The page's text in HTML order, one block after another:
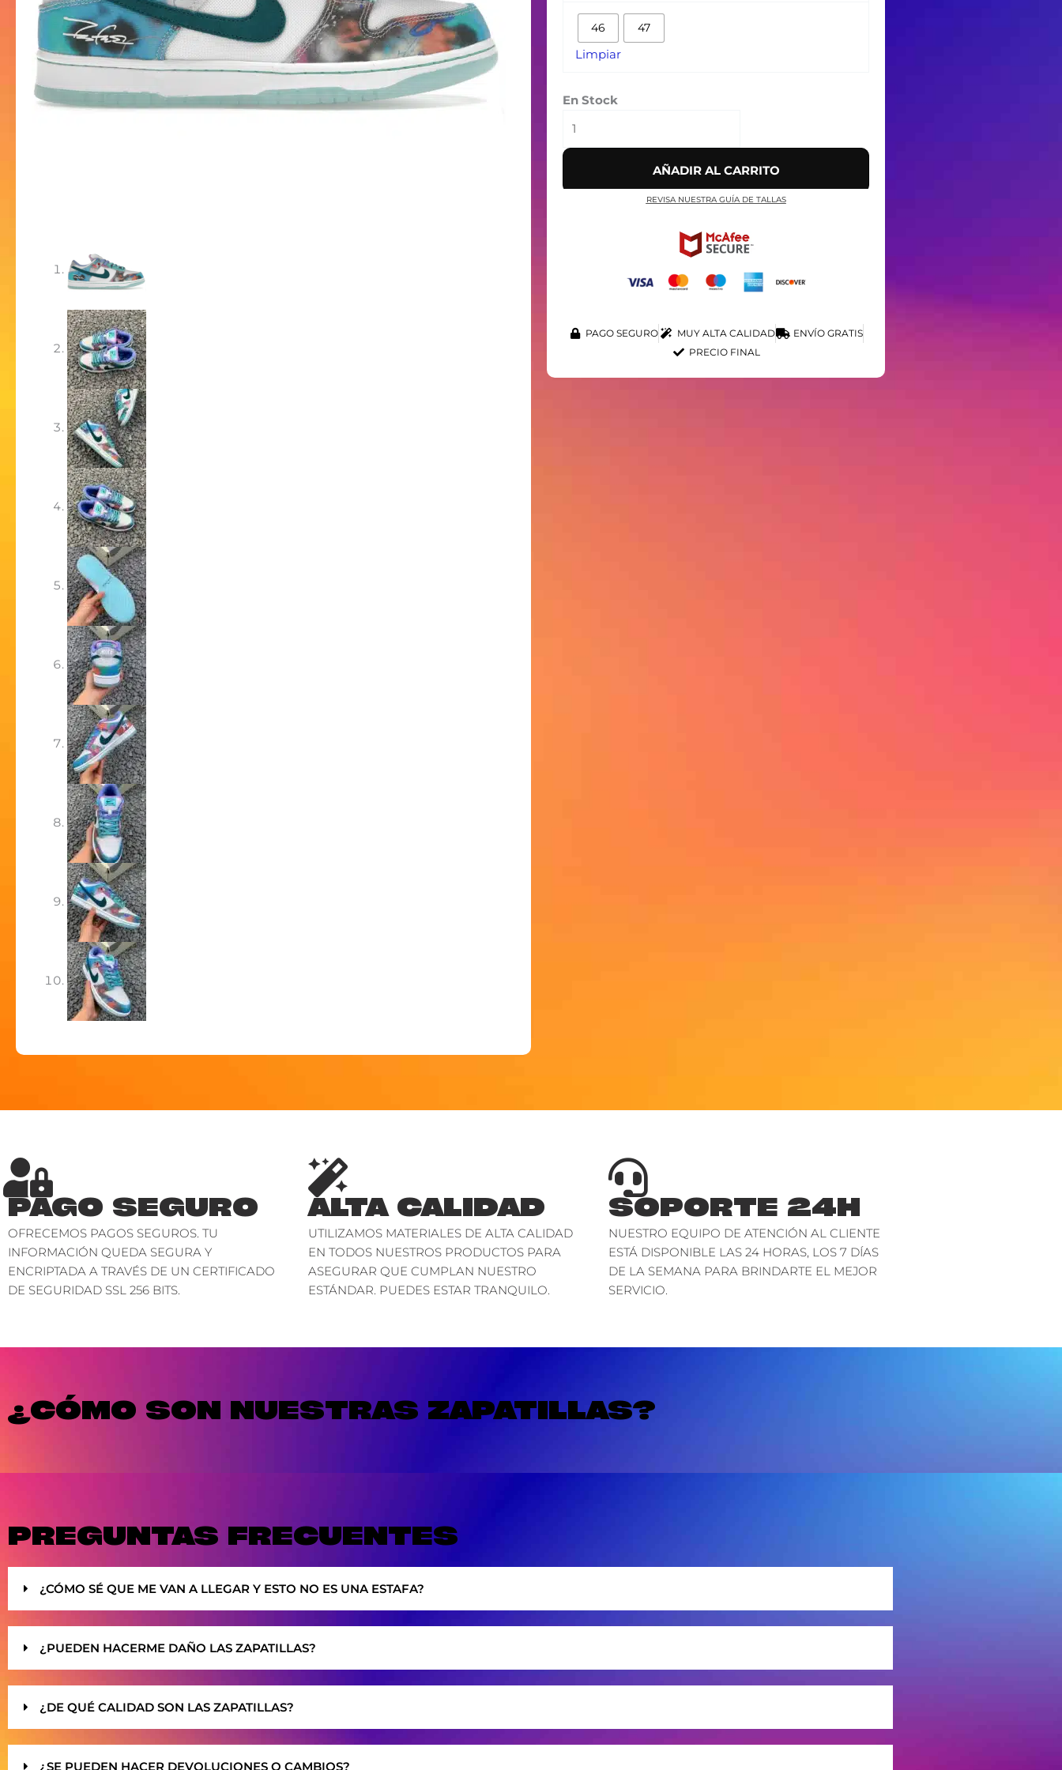
46 47
Limpiar
En Stock
FUTURA
LABORATORIES
‘BLEACHED
46/47
bajo
cantidad
AÑADIR AL CARRITO
REVISA NUESTRA GUÍA DE TALLAS
PAGO SEGURO MUY ALTA CALIDAD
ENVÍO GRATIS
PRECIO FINAL
PAGO SEGURO
OFRECEMOS PAGOS SEGUROS. TU
INFORMACIÓN QUEDA SEGURA Y
ENCRIPTADA A TRAVÉS DE UN CERTIFICADO
DE SEGURIDAD SSL 256 BITS.
ALTA CALIDAD
UTILIZAMOS MATERIALES DE ALTA CALIDAD
EN TODOS NUESTROS PRODUCTOS PARA
ASEGURAR QUE CUMPLAN NUESTRO
ESTÁNDAR. PUEDES ESTAR TRANQUILO.
SOPORTE 24H
NUESTRO EQUIPO DE ATENCIÓN AL CLIENTE
ESTÁ DISPONIBLE LAS 24 HORAS, LOS 7 DÍAS
DE LA SEMANA PARA BRINDARTE EL MEJOR
SERVICIO.
¿CÓMO SON NUESTRAS ZAPATILLAS?
PREGUNTAS FRECUENTES
¿CÓMO SÉ QUE ME VAN A LLEGAR Y ESTO NO ES UNA ESTAFA?
¿PUEDEN HACERME DAÑO LAS ZAPATILLAS?
¿DE QUÉ CALIDAD SON LAS ZAPATILLAS?
¿SE PUEDEN HACER DEVOLUCIONES O CAMBIOS?